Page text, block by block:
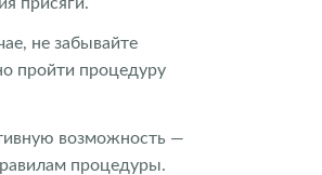
не забывайте
пройти процедуру
возможность —
процедуры.